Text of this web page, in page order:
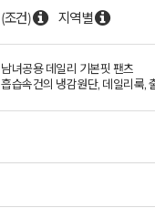
(조건) 지역별
남녀공용 데일리 기본핏 팬츠
흡습속건의 냉감원단, 데일리룩,